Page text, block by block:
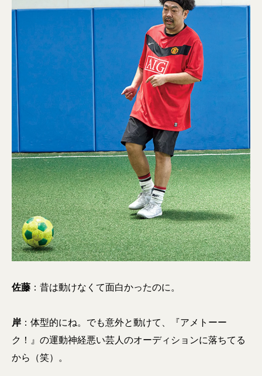
佐藤 ：昔は動けなくて面白かったのに。
岸 ：体型的にね。でも意外と動けて、『アメトーー
ク！』の運動神経悪い芸人のオーディションに落ちてる
から（笑）。